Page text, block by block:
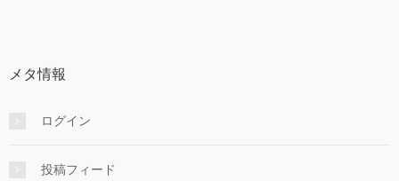
メタ情報
ログイン
投稿フィード